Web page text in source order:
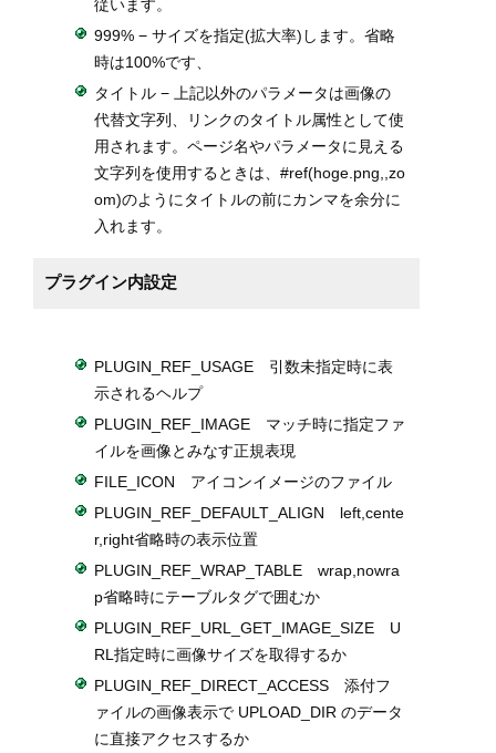
従います。
999% − サイズを指定(拡大率)します。省略
時は100%です、
タイトル − 上記以外のパラメータは画像の
代替文字列、リンクのタイトル属性として使
用されます。ページ名やパラメータに見える
文字列を使用するときは、#ref(hoge.png,,zo
om)のようにタイトルの前にカンマを余分に
入れます。
プラグイン内設定
PLUGIN_REF_USAGE 引数未指定時に表
示されるヘルプ
PLUGIN_REF_IMAGE マッチ時に指定ファ
イルを画像とみなす正規表現
FILE_ICON アイコンイメージのファイル
PLUGIN_REF_DEFAULT_ALIGN left,cente
r,right省略時の表示位置
PLUGIN_REF_WRAP_TABLE wrap,nowra
p省略時にテーブルタグで囲むか
PLUGIN_REF_URL_GET_IMAGE_SIZE U
RL指定時に画像サイズを取得するか
PLUGIN_REF_DIRECT_ACCESS 添付フ
ァイルの画像表示で UPLOAD_DIR のデータ
に直接アクセスするか